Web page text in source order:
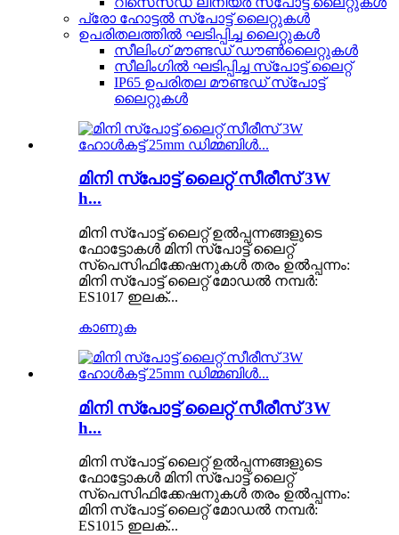
പ്രോ ഹോട്ടൽ സ്പോട്ട് ലൈറ്റുകൾ
ഉപരിതലത്തിൽ ഘടിപ്പിച്ച ലൈറ്റുകൾ
സീലിംഗ് മൗണ്ടഡ് ഡൗൺലൈറ്റുകൾ
സീലിംഗിൽ ഘടിപ്പിച്ച സ്പോട്ട് ലൈറ്റ്
IP65 ഉപരിതല മൗണ്ടഡ് സ്പോട്ട്
ലൈറ്റുകൾ
മിനി സ്പോട്ട് ലൈറ്റ് സീരീസ് 3W
h...
മിനി സ്പോട്ട് ലൈറ്റ് ഉൽപ്പന്നങ്ങളുടെ
ഫോട്ടോകൾ മിനി സ്പോട്ട് ലൈറ്റ്
സ്പെസിഫിക്കേഷനുകൾ തരം ഉൽപ്പന്നം:
മിനി സ്പോട്ട് ലൈറ്റ് മോഡൽ നമ്പർ:
ES1017 ഇലക്...
കാണുക
മിനി സ്പോട്ട് ലൈറ്റ് സീരീസ് 3W
h...
മിനി സ്പോട്ട് ലൈറ്റ് ഉൽപ്പന്നങ്ങളുടെ
ഫോട്ടോകൾ മിനി സ്പോട്ട് ലൈറ്റ്
സ്പെസിഫിക്കേഷനുകൾ തരം ഉൽപ്പന്നം:
മിനി സ്പോട്ട് ലൈറ്റ് മോഡൽ നമ്പർ:
ES1015 ഇലക്...